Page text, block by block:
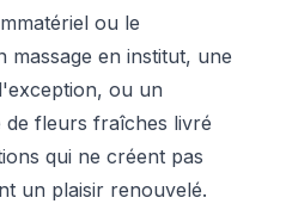
ou le
massage en institut, une
ou un
fleurs fraîches livré
qui ne créent pas
un plaisir renouvelé.